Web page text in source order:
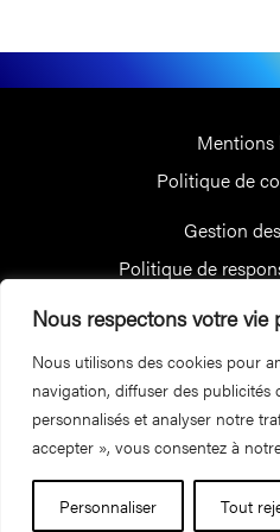
Nous respectons votre vie
Nous utilisons des cookies pour
navigation, diffuser des publicités
personnalisés et analyser notre
accepter », vous consentez à
Personnaliser Tout
Mentions
Politique de
Gestion
Politique de
Recevez nos
Inscrivez-vous à